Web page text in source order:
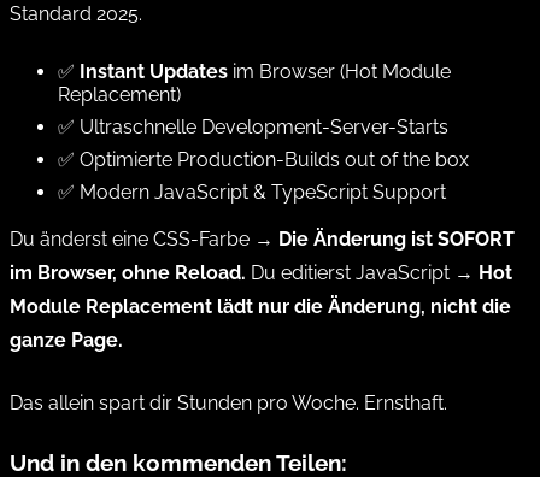
Standard 2025.
✅ Instant Updates im Browser (Hot Module
Replacement)
✅ Ultraschnelle Development-Server-Starts
✅ Optimierte Production-Builds out of the box
✅ Modern JavaScript & TypeScript Support
Du änderst eine CSS-Farbe → Die Änderung ist SOFORT
im Browser, ohne Reload. Du editierst JavaScript → Hot
Module Replacement lädt nur die Änderung, nicht die
ganze Page.
Das allein spart dir Stunden pro Woche. Ernsthaft.
Und in den kommenden Teilen: